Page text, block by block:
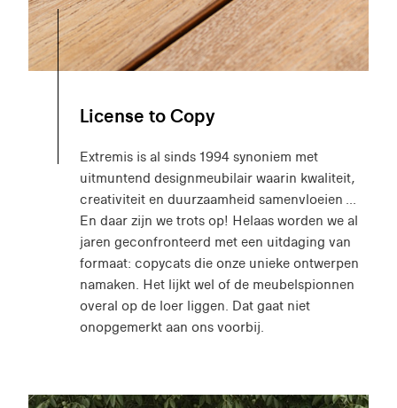
License to Copy
Extremis is al sinds 1994 synoniem met
uitmuntend designmeubilair waarin kwaliteit,
creativiteit en duurzaamheid samenvloeien ...
En daar zijn we trots op! Helaas worden we al
jaren geconfronteerd met een uitdaging van
formaat: copycats die onze unieke ontwerpen
namaken. Het lijkt wel of de meubelspionnen
overal op de loer liggen. Dat gaat niet
onopgemerkt aan ons voorbij.